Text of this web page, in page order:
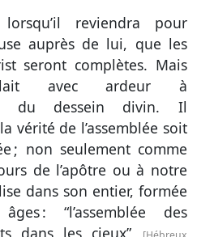
lorsqu’il reviendra pour
auprès de lui, que les
seront complètes. Mais
avec ardeur à
du dessein divin. Il
vérité de l’assemblée soit
; non seulement comme
de l’apôtre ou à notre
dans son entier, formée
: “l’assemblée des
dans les cieux”